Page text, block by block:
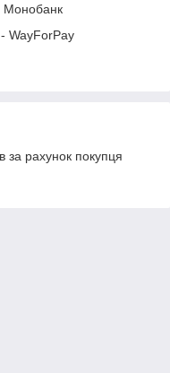
Монобанк
WayForPay
за рахунок покупця